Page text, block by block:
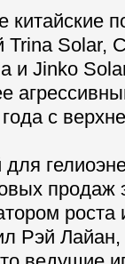
китайские
Trina Solar,
и Jinko
с
продаж
роста
Рэй